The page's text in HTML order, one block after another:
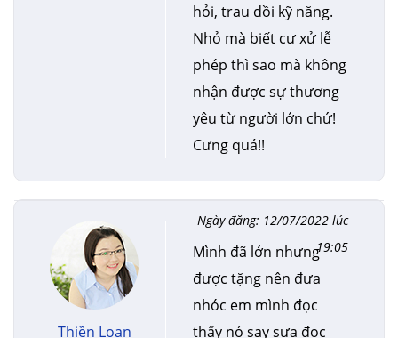
hỏi, trau dồi kỹ năng.
Nhỏ mà biết cư xử lễ
phép thì sao mà không
nhận được sự thương
yêu từ người lớn chứ!
Cưng quá!!
Thiền Loan
Ngày đăng: 12/07/2022 lúc
19:05
Mình đã lớn nhưng
được tặng nên đưa
nhóc em mình đọc
thấy nó say sưa đọc